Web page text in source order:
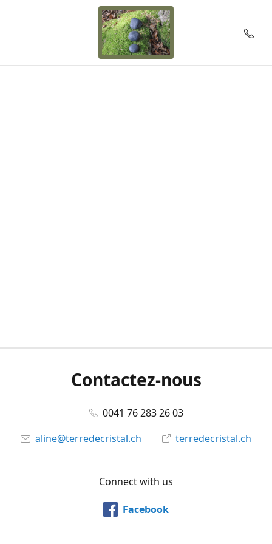
Contactez-nous
0041 76 283 26 03
aline@terredecristal.ch
terredecristal.ch
Connect with us
Facebook